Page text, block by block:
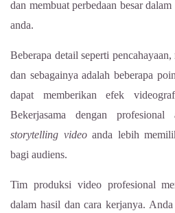
dan membuat perbedaan besar
anda.
Beberapa detail seperti
dan sebagainya adalah beberapa
dapat memberikan efek
Bekerjasama dengan
storytelling videoanda lebih
bagi audiens.
Tim produksi video profesional
dalam hasil dan cara kerjanya.